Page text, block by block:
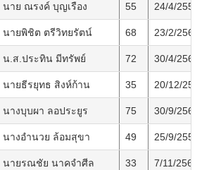
นาย ณรงค์ บุญเรือง 55 24/4/2552
นายพิชิต ตรีวิทยรัตน์ 68 23/2/2564
น.ส.ประทิน มีทรัพย์ 72 30/4/2560
นายธีรยุทธ สิงห์ก้าน 35 20/12/
นางบุบผา ลอประยูร 75 30/9/2566
นางอำนวย ล้อมสุขา 49 25/9/2556
นายรณชัย นาคจำศีล 33 7/11/2567